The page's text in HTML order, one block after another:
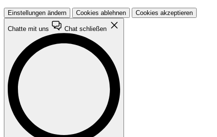
Einstellungen ändern Cookies ablehnen Cookies akzeptieren
Chatte mit uns Chat schließen